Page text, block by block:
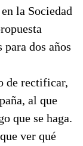
la Sociedad
dos años
de rectificar,
al que
que se haga.
ver qué